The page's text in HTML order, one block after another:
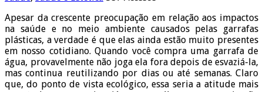
Apesar da crescente preocupação em relação aos impactos
na saúde e no meio ambiente causados pelas garrafas
plásticas, a verdade é que elas ainda estão muito presentes
em nosso cotidiano. Quando você compra uma garrafa de
água, provavelmente não joga ela fora depois de esvaziá-la,
mas continua reutilizando por dias ou até semanas. Claro
que, do ponto de vista ecológico, essa seria a atitude mais